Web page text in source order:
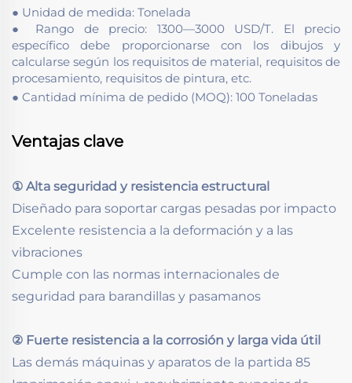
● Unidad de medida: Tonelada
● Rango de precio: 1300—3000 USD/T. El precio
específico debe proporcionarse con los dibujos y
calcularse según los requisitos de material, requisitos de
procesamiento, requisitos de pintura, etc.
● Cantidad mínima de pedido (MOQ): 100 Toneladas
Ventajas clave
① Alta seguridad y resistencia estructural
Diseñado para soportar cargas pesadas por impacto
Excelente resistencia a la deformación y a las
vibraciones
Cumple con las normas internacionales de
seguridad para barandillas y pasamanos
② Fuerte resistencia a la corrosión y larga vida útil
Las demás máquinas y aparatos de la partida 85